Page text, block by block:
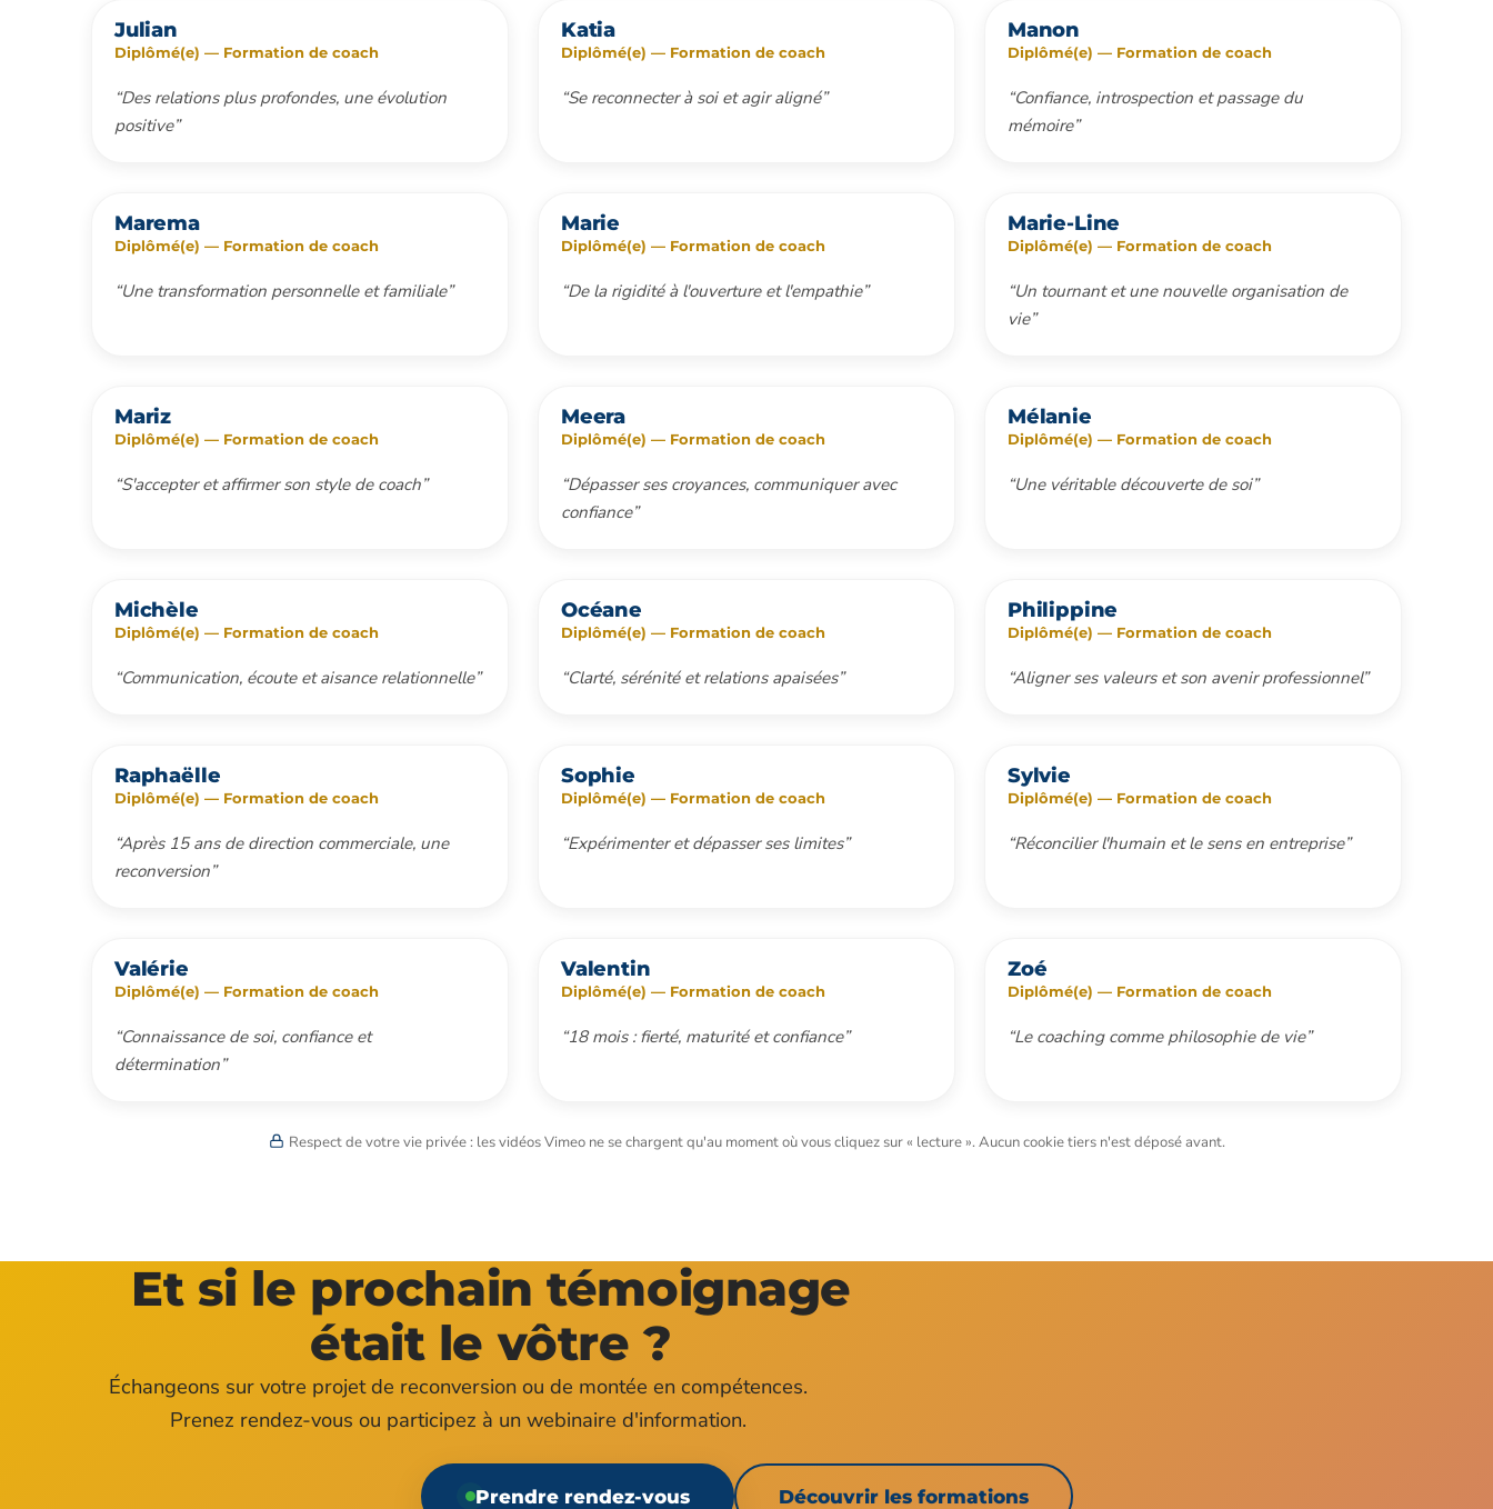
Julian
Diplômé(e) — Formation de coach
“Des relations plus profondes, une évolution
positive”
Katia
Diplômé(e) — Formation de coach
“Se reconnecter à soi et agir aligné”
Manon
Diplômé(e) — Formation de coach
“Confiance, introspection et passage du
mémoire”
Marema
Diplômé(e) — Formation de coach
“Une transformation personnelle et familiale”
Marie
Diplômé(e) — Formation de coach
“De la rigidité à l'ouverture et l'empathie”
Marie-Line
Diplômé(e) — Formation de coach
“Un tournant et une nouvelle organisation de
vie”
Mariz
Diplômé(e) — Formation de coach
“S'accepter et affirmer son style de coach”
Meera
Diplômé(e) — Formation de coach
“Dépasser ses croyances, communiquer avec
confiance”
Mélanie
Diplômé(e) — Formation de coach
“Une véritable découverte de soi”
Michèle
Diplômé(e) — Formation de coach
“Communication, écoute et aisance relationnelle”
Océane
Diplômé(e) — Formation de coach
“Clarté, sérénité et relations apaisées”
Philippine
Diplômé(e) — Formation de coach
“Aligner ses valeurs et son avenir professionnel”
Raphaëlle
Diplômé(e) — Formation de coach
“Après 15 ans de direction commerciale, une
reconversion”
Sophie
Diplômé(e) — Formation de coach
“Expérimenter et dépasser ses limites”
Sylvie
Diplômé(e) — Formation de coach
“Réconcilier l'humain et le sens en entreprise”
Valérie
Diplômé(e) — Formation de coach
“Connaissance de soi, confiance et
détermination”
Valentin
Diplômé(e) — Formation de coach
“18 mois : fierté, maturité et confiance”
Zoé
Diplômé(e) — Formation de coach
“Le coaching comme philosophie de vie”
Respect de votre vie privée : les vidéos Vimeo ne se chargent qu'au moment où vous cliquez sur « lecture ». Aucun cookie tiers n'est déposé avant.
Et si le prochain témoignage
était le vôtre ?
Échangeons sur votre projet de reconversion ou de montée en compétences.
Prenez rendez-vous ou participez à un webinaire d'information.
Prendre rendez-vous Découvrir les formations